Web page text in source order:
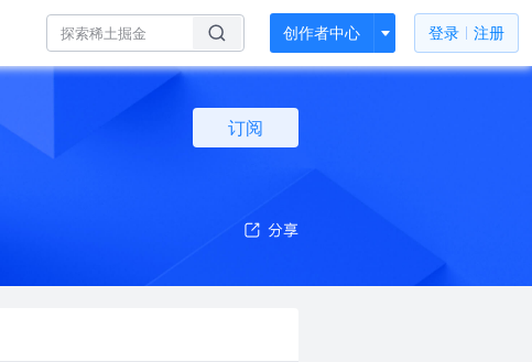
创作者中心 登录 注册
订阅